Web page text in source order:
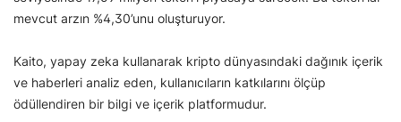
mevcut arzın %4,30’unu oluşturuyor.
Kaito, yapay zeka kullanarak kripto dünyasındaki dağınık içerik
ve haberleri analiz eden, kullanıcıların katkılarını ölçüp
ödüllendiren bir bilgi ve içerik platformudur.